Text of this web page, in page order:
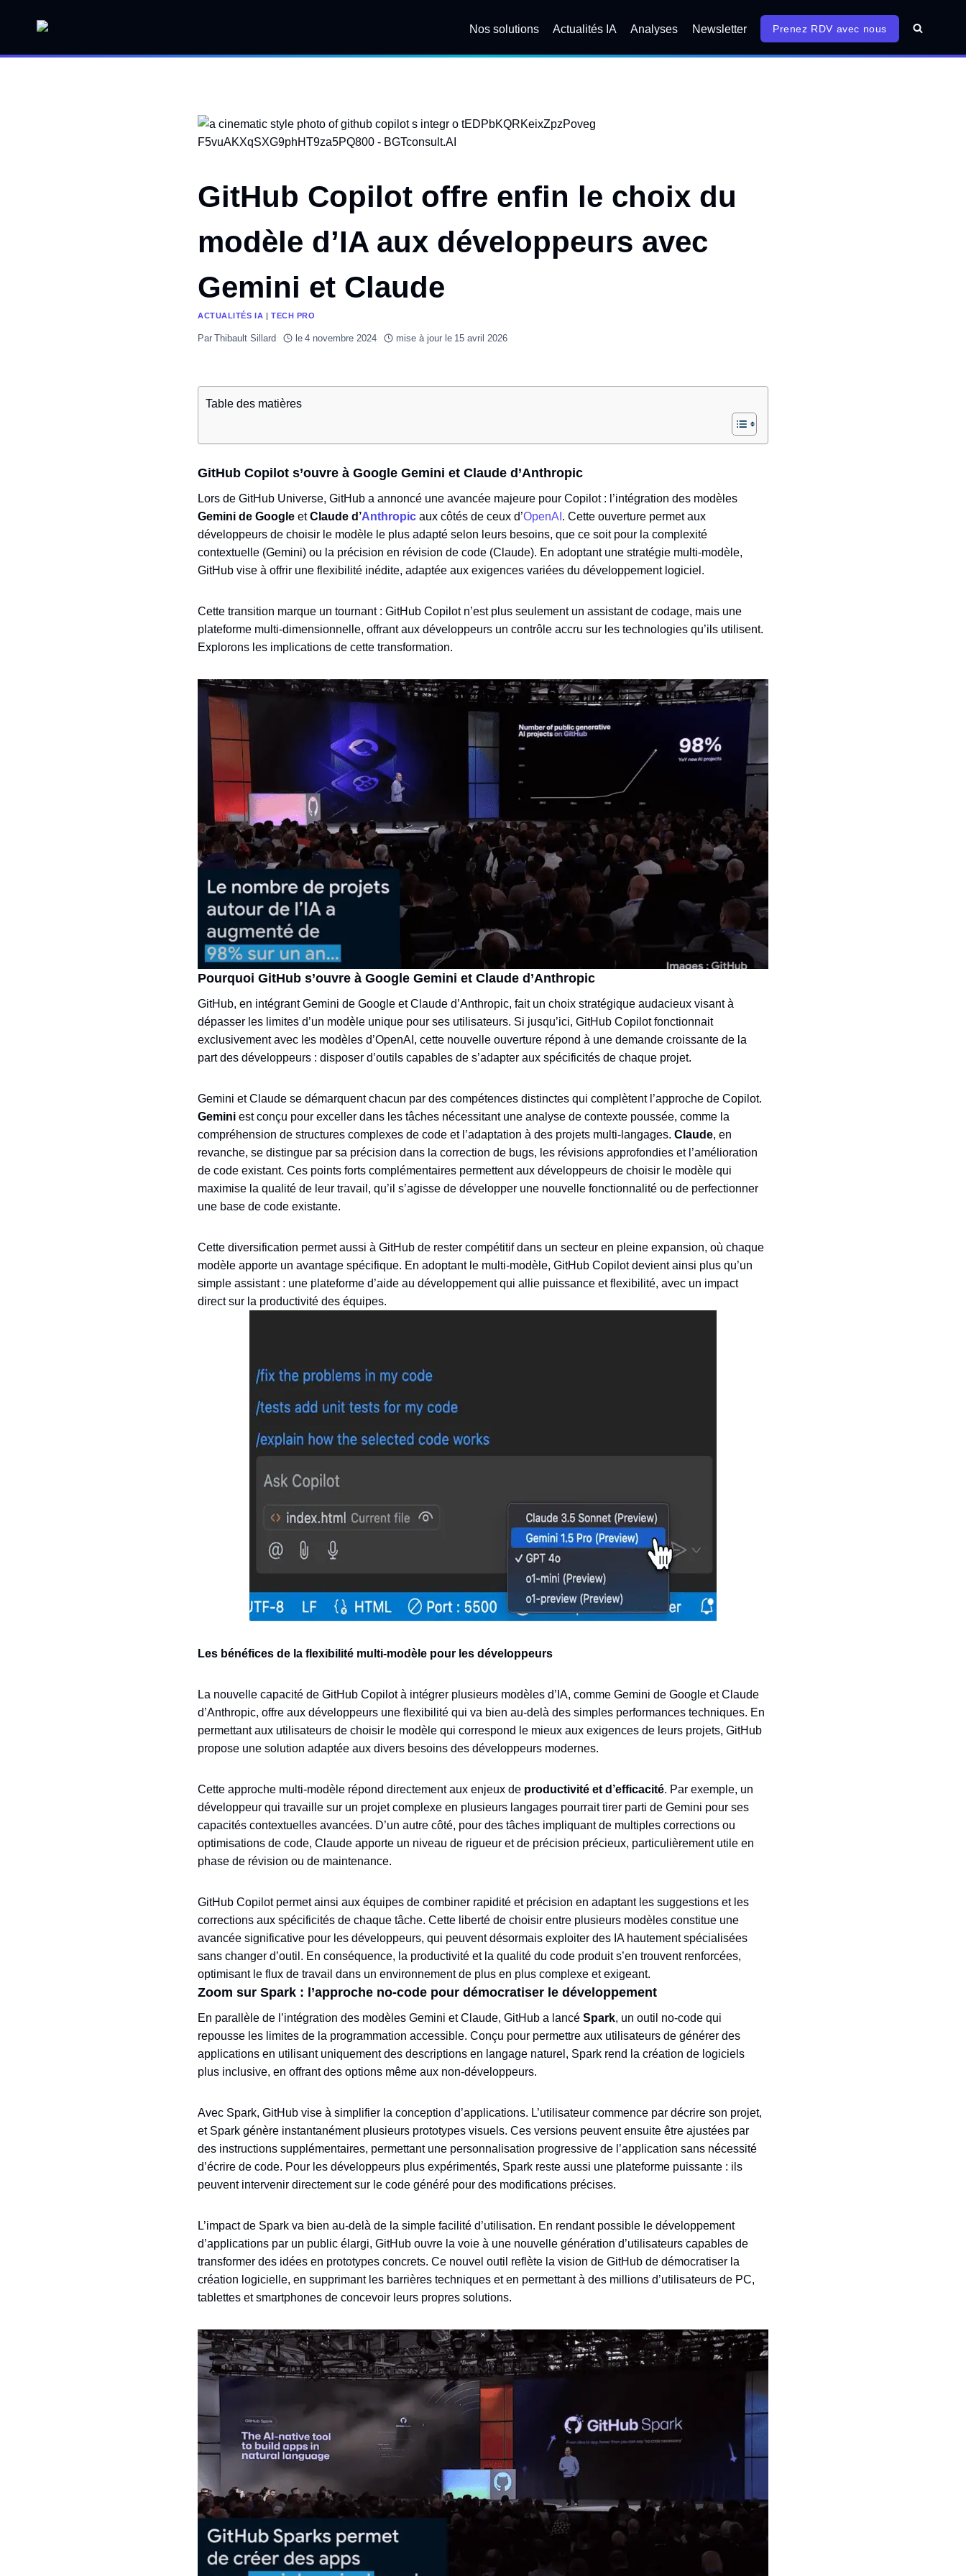
Nos solutions Actualités IA Analyses Newsletter Prenez RDV avec nous
GitHub Copilot offre enfin le choix du
modèle d’IA aux développeurs avec
Gemini et Claude
ACTUALITÉS IA | TECH PRO
Par Thibault Sillard le 4 novembre 2024 mise à jour le 15 avril 2026
Table des matières
GitHub Copilot s’ouvre à Google Gemini et Claude d’Anthropic
Lors de GitHub Universe, GitHub a annoncé une avancée majeure pour Copilot : l’intégration des modèles
Gemini de Google etClaude d’Anthropic aux côtés de ceux d’OpenAI . Cette ouverture permet aux
développeurs de choisir le modèle le plus adapté selon leurs besoins, que ce soit pour la complexité
contextuelle (Gemini) ou la précision en révision de code (Claude). En adoptant une stratégie multi-modèle,
GitHub vise à offrir une flexibilité inédite, adaptée aux exigences variées du développement logiciel.
Cette transition marque un tournant : GitHub Copilot n’est plus seulement un assistant de codage, mais une
plateforme multi-dimensionnelle, offrant aux développeurs un contrôle accru sur les technologies qu’ils utilisent.
Explorons les implications de cette transformation.
Pourquoi GitHub s’ouvre à Google Gemini et Claude d’Anthropic
GitHub, en intégrant Gemini de Google et Claude d’Anthropic, fait un choix stratégique audacieux visant à
dépasser les limites d’un modèle unique pour ses utilisateurs. Si jusqu’ici, GitHub Copilot fonctionnait
exclusivement avec les modèles d’OpenAI, cette nouvelle ouverture répond à une demande croissante de la
part des développeurs : disposer d’outils capables de s’adapter aux spécificités de chaque projet.
Gemini et Claude se démarquent chacun par des compétences distinctes qui complètent l’approche de Copilot.
Gemini est conçu pour exceller dans les tâches nécessitant une analyse de contexte poussée, comme la
compréhension de structures complexes de code et l’adaptation à des projets multi-langages. Claude, en
revanche, se distingue par sa précision dans la correction de bugs, les révisions approfondies et l’amélioration
de code existant. Ces points forts complémentaires permettent aux développeurs de choisir le modèle qui
maximise la qualité de leur travail, qu’il s’agisse de développer une nouvelle fonctionnalité ou de perfectionner
une base de code existante.
Cette diversification permet aussi à GitHub de rester compétitif dans un secteur en pleine expansion, où chaque
modèle apporte un avantage spécifique. En adoptant le multi-modèle, GitHub Copilot devient ainsi plus qu’un
simple assistant : une plateforme d’aide au développement qui allie puissance et flexibilité, avec un impact
direct sur la productivité des équipes.
Les bénéfices de la flexibilité multi-modèle pour les développeurs
La nouvelle capacité de GitHub Copilot à intégrer plusieurs modèles d’IA, comme Gemini de Google et Claude
d’Anthropic, offre aux développeurs une flexibilité qui va bien au-delà des simples performances techniques. En
permettant aux utilisateurs de choisir le modèle qui correspond le mieux aux exigences de leurs projets, GitHub
propose une solution adaptée aux divers besoins des développeurs modernes.
Cette approche multi-modèle répond directement aux enjeux de productivité et d’efficacité. Par exemple, un
développeur qui travaille sur un projet complexe en plusieurs langages pourrait tirer parti de Gemini pour ses
capacités contextuelles avancées. D’un autre côté, pour des tâches impliquant de multiples corrections ou
optimisations de code, Claude apporte un niveau de rigueur et de précision précieux, particulièrement utile en
phase de révision ou de maintenance.
GitHub Copilot permet ainsi aux équipes de combiner rapidité et précision en adaptant les suggestions et les
corrections aux spécificités de chaque tâche. Cette liberté de choisir entre plusieurs modèles constitue une
avancée significative pour les développeurs, qui peuvent désormais exploiter des IA hautement spécialisées
sans changer d’outil. En conséquence, la productivité et la qualité du code produit s’en trouvent renforcées,
optimisant le flux de travail dans un environnement de plus en plus complexe et exigeant.
Zoom sur Spark : l’approche no-code pour démocratiser le développement
En parallèle de l’intégration des modèles Gemini et Claude, GitHub a lancé Spark, un outil no-code qui
repousse les limites de la programmation accessible. Conçu pour permettre aux utilisateurs de générer des
applications en utilisant uniquement des descriptions en langage naturel, Spark rend la création de logiciels
plus inclusive, en offrant des options même aux non-développeurs.
Avec Spark, GitHub vise à simplifier la conception d’applications. L’utilisateur commence par décrire son projet,
et Spark génère instantanément plusieurs prototypes visuels. Ces versions peuvent ensuite être ajustées par
des instructions supplémentaires, permettant une personnalisation progressive de l’application sans nécessité
d’écrire de code. Pour les développeurs plus expérimentés, Spark reste aussi une plateforme puissante : ils
peuvent intervenir directement sur le code généré pour des modifications précises.
L’impact de Spark va bien au-delà de la simple facilité d’utilisation. En rendant possible le développement
d’applications par un public élargi, GitHub ouvre la voie à une nouvelle génération d’utilisateurs capables de
transformer des idées en prototypes concrets. Ce nouvel outil reflète la vision de GitHub de démocratiser la
création logicielle, en supprimant les barrières techniques et en permettant à des millions d’utilisateurs de PC,
tablettes et smartphones de concevoir leurs propres solutions.